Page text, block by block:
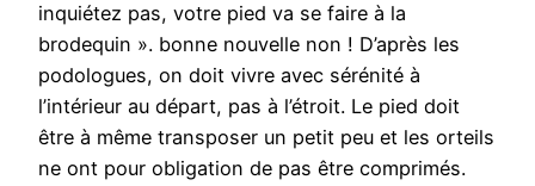
inquiétez pas, votre pied va se faire à la
brodequin ». bonne nouvelle non ! D’après les
podologues, on doit vivre avec sérénité à
l’intérieur au départ, pas à l’étroit. Le pied doit
être à même transposer un petit peu et les orteils
ne ont pour obligation de pas être comprimés.